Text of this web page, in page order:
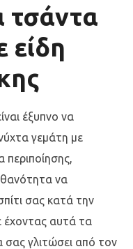
τσάντα
είδη
έξυπνο να
γεμάτη με
να
σας κατά την
έχοντας αυτά τα
σας γλιτώσει από τον